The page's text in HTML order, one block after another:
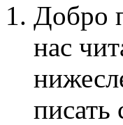
Добро
нас